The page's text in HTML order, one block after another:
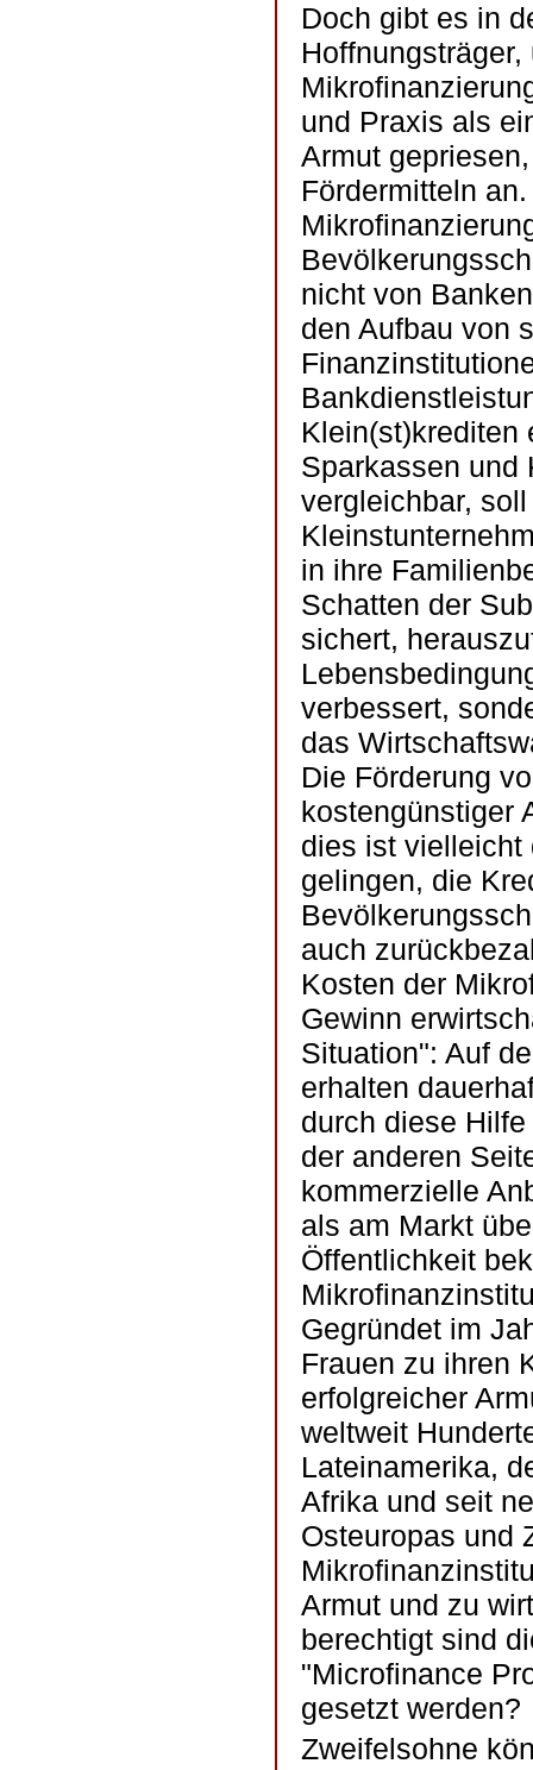
Doch gibt es in
und Praxis als
Armut
Fördermitteln
nicht von
den Aufbau von
Klein(st)krediten
Sparkassen und
vergleichbar,
in ihre
Schatten der
sichert,
verbessert,
das
Die Förderung
kostengünstiger
dies ist vielleicht
gelingen, die
auch
Kosten der
Gewinn
Situation": Auf
erhalten
durch diese
der anderen
kommerzielle
als am Markt
Öffentlichkeit
Gegründet im
Frauen zu ihren
erfolgreicher
weltweit
Lateinamerika,
Afrika und seit
Osteuropas und
Armut und zu
berechtigt sind
"Microfinance
gesetzt werden?
Zweifelsohne